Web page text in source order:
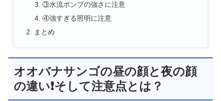
③水流ポンプの強さに注意
④強すぎる照明に注意
まとめ
オオバナサンゴの昼の顔と夜の顔
の違い❗そして注意点とは？